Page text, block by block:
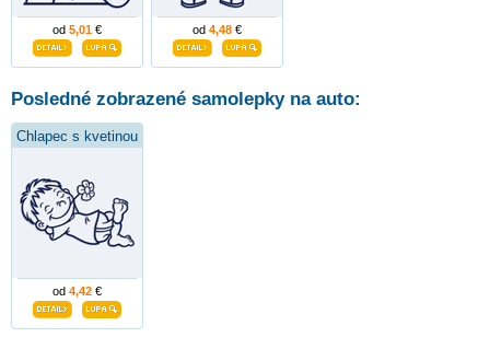
od 5,01 € od 4,48 €
Posledné zobrazené samolepky na auto:
Chlapec s kvetinou
od 4,42 €